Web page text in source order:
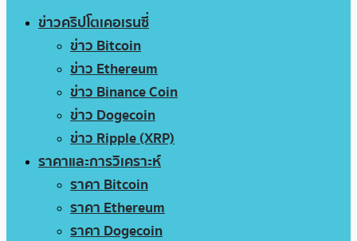
ข่าวคริปโตเคอเรนซี่
ข่าว Bitcoin
ข่าว Ethereum
ข่าว Binance Coin
ข่าว Dogecoin
ข่าว Ripple (XRP)
ราคาและการวิเคราะห์
ราคา Bitcoin
ราคา Ethereum
ราคา Dogecoin